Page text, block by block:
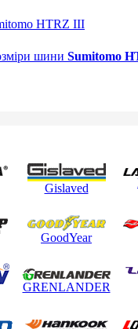
HTRZ III
шини Sumitomo
Gislaved
GoodYear
GRENLANDER